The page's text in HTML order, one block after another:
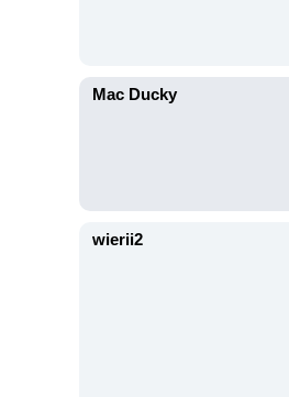
Mac Ducky
wierii2